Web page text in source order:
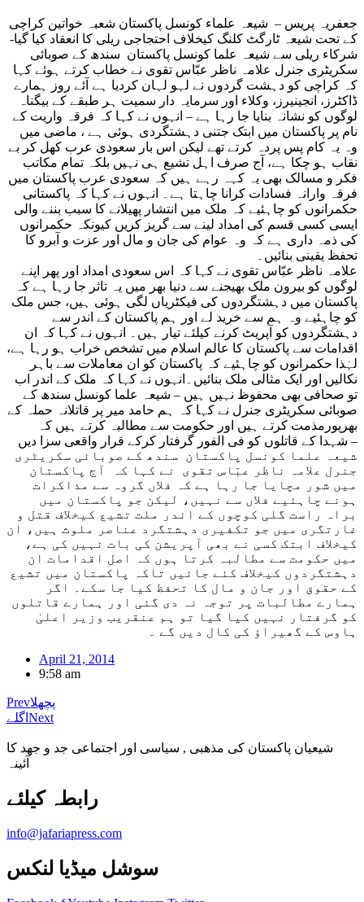
جعفریہ پریس – شیعہ علماء کونسل پاکستان شعبہ خواتین کراچی
کے تحت شیعہ ٹارگٹ کلنگ کیخلاف احتجاجی ریلی کا انعقاد کیا گیا-
شرکاء ریلی سے شیعہ علما کونسل پاکستان سندھ کے صوبائی
سکریٹری جنرل علامہ ناظر عبّاس تقوی نے خطاب کرتے ہوئے کہا
کہ کراچی کو دہشت گردوں نے لہو لہان کردیا ہے آئے روز ہمارے
ڈاکٹرز، انجینیرز، وکلاء اور سرمایہ دار سمیت ہر طبقے کے بیگناہ
لوگوں کو نشانہ بنایا جا رہا ہے – انہوں نے کہا کہ فرقہ واریت کے
نام پر پاکستان میں ابتک جتنی دہشتگردی ہوئی ہے ، ماضی میں
وہ یہ کام پس پردہ کرتے تھے لیکن اس بار سعودی عرب کھل کر بے
نقاب ہو چکا ہے، آج صرف اہل تشیع ہی نہیں بلکہ تمام مکاتب
فکر و مسالک بھی یہ کہہ رہے ہیں کہ سعودی عرب پاکستان میں
فرقہ وارانہ فسادات کرانا چاہتا ہے۔ انہوں نے کہا کہ پاکستانی
حکمرانوں کو چاہئیے کہ ملک میں انتشار پھیلانے کا سبب بننے والی
ایسی کسی قسم کی امداد لینے سے گریز کریں کیونکہ حکمرانوں
کی ذمہ داری ہے کہ وہ عوام کی جان و مال اور عزت و آبرو کا
تحفظ یقینی بنائیں۔
علامہ ناظر عبّاس تقوی نے کہا کہ اس سعودی امداد اور پھر اپنے
لوگوں کو بیرون ملک بھیجنے سے دنیا بھر میں یہ تاثر جا رہا ہے کہ
پاکستان میں دہشتگردوں کی فیکٹریاں لگی ہوئی ہیں، جس ملک
کو چاہئیے وہ ہم سے خرید لے اور ہم پاکستان کے اندر سے
دہشتگردوں کو آپریٹ کرنے کیلئے تیار ہیں۔ انہوں نے کہا کہ ان
اقدامات سے پاکستان کا عالم اسلام میں تشخص خراب ہو رہا ہے،
لہٰذا حکمرانوں کو چاہئیے کہ پاکستان کو ان معاملات سے باہر
نکالیں اور ایک مثالی ملک بنائیں۔انہوں نے کہا کہ ملک کے اندر اب
تو صحافی بھی محفوظ نہیں ہیں – شیعہ علما کونسل سندھ کے
صوبائی سکریٹری جنرل نے کہا کہ ہم حامد میر پر قاتلانہ حملہ کے
بھرپورمذمت کرتے ہیں اور حکومت سے مطالبہ کرتے ہیں کہ
شہدا کے قاتلوں کو فی الفور گرفتار کرکے قرار واقعی سزا دیں –
شیعہ علما کونسل پاکستان سندھ کے صوبائی سکریٹری
جنرل علامہ ناظر عبّاس تقوی نے کہا کہ آج پاکستان
میں شور مچایا جا رہا ہے کہ فلاں گروہ سے مذاکرات
ہونے چاہئیے فلاں سے نہیں، لیکن جو پاکستان میں
براہ راست گلی کوچوں کے اندر ملت تشیع کیخلاف قتل و
غارتگری میں جو تکفیری دہشتگرد عناصر ملوث ہیں، ان
کیخلاف ابتک کسی نے بھی آپریشن کی بات نہیں کی ہے،
میں حکومت سے مطالبہ کرتا ہوں کہ اصل اقدامات ان
دہشتگردوں کیخلاف کئے جائیں تاکہ پاکستان میں تشیع
کے حقوق اور جان و مال کا تحفظ کیا جا سکے۔ اگر
ہمارے مطالبات پر توجہ نہ دی گئی اور ہمارے قاتلوں
کو گرفتار نہیں کیا گیا تو ہم عنقریب وزیر اعلیٰ
ہاوس کے گھیراؤ کی کال دیں گے ۔
April 21, 2014
9:58 am
Prevپچھلا
اگلے Next
شیعیان پاکستان کی مذهبی , سیاسی اور اجتماعی جد و جهد کا
آئینہ
info@jafariapress.com​
سوشل میڈیا لنکس